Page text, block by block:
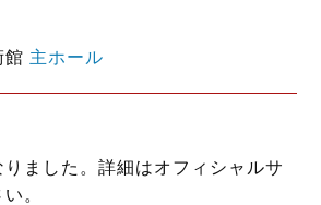
館 主ホール
ました。詳細はオフィシャルサ
。